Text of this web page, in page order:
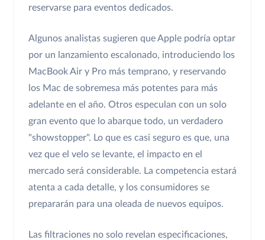
reservarse para eventos dedicados.
Algunos analistas sugieren que Apple podría optar
por un lanzamiento escalonado, introduciendo los
MacBook Air y Pro más temprano, y reservando
los Mac de sobremesa más potentes para más
adelante en el año. Otros especulan con un solo
gran evento que lo abarque todo, un verdadero
"showstopper". Lo que es casi seguro es que, una
vez que el velo se levante, el impacto en el
mercado será considerable. La competencia estará
atenta a cada detalle, y los consumidores se
prepararán para una oleada de nuevos equipos.
Las filtraciones no solo revelan especificaciones,